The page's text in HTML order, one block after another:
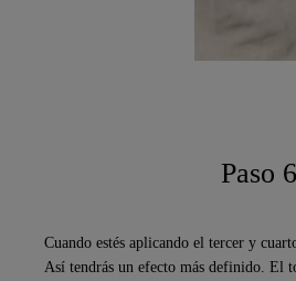
Paso
Cuando estés aplicando el tercer y
Así tendrás un efecto más definido. El